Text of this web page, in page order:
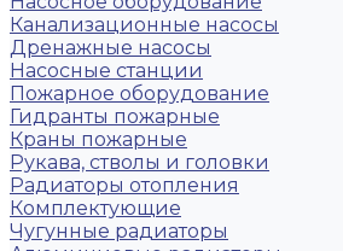
Канализационные насосы
Дренажные насосы
Насосные станции
Пожарное оборудование
Гидранты пожарные
Краны пожарные
Рукава, стволы и головки
Радиаторы отопления
Комплектующие
Чугунные радиаторы